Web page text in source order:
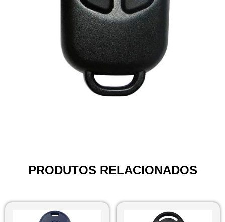
PRODUTOS RELACIONADOS